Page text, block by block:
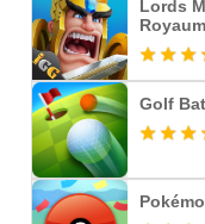
Lords
Golf